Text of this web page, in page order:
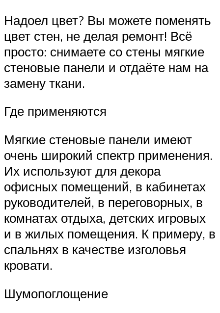
Надоел цвет? Вы можете поменять
цвет стен, не делая ремонт! Всё
просто: снимаете со стены мягкие
стеновые панели и отдаёте нам на
замену ткани.
Где применяются
Мягкие стеновые панели имеют
очень широкий спектр применения.
Их используют для декора
офисных помещений, в кабинетах
руководителей, в переговорных, в
комнатах отдыха, детских игровых
и в жилых помещения. К примеру, в
спальнях в качестве изголовья
кровати.
Шумопоглощение